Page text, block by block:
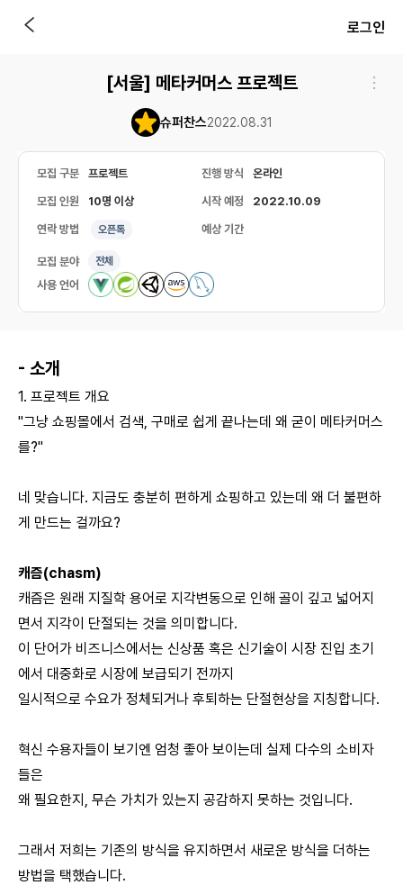
로그인
[서울] 메타커머스 프로젝트
슈퍼찬스2022.08.31
모집 구분 프로젝트 진행 방식 온라인
모집 인원 10명 이상 시작 예정 2022.10.09
연락 방법 오픈톡 예상 기간
모집 분야 전체
사용 언어
- 소개
1. 프로젝트 개요
"그냥 쇼핑몰에서 검색, 구매로 쉽게 끝나는데 왜 굳이 메타커머스
를?"
네 맞습니다. 지금도 충분히 편하게 쇼핑하고 있는데 왜 더 불편하
게 만드는 걸까요?
캐즘(chasm)
캐즘은 원래 지질학 용어로 지각변동으로 인해 골이 깊고 넓어지
면서 지각이 단절되는 것을 의미합니다.
이 단어가 비즈니스에서는 신상품 혹은 신기술이 시장 진입 초기
에서 대중화로 시장에 보급되기 전까지
일시적으로 수요가 정체되거나 후퇴하는 단절현상을 지칭합니다.
혁신 수용자들이 보기엔 엄청 좋아 보이는데 실제 다수의 소비자
들은
왜 필요한지, 무슨 가치가 있는지 공감하지 못하는 것입니다.
그래서 저희는 기존의 방식을 유지하면서 새로운 방식을 더하는
방법을 택했습니다.